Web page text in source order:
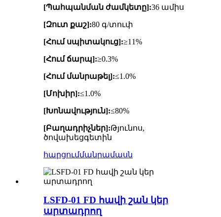
[Պահպանման ժամկետը]:36 ամիս
[Զուտ քաշ]:80 գ/տուփ
[Հում սպիտակուց]:≥11%
[Հում ճարպ]:≥0.3%
[Հում մանրաթել]:≤1.0%
[Մոխիր]:≤1.0%
[Խոնավություն]:≤80%
[Բաղադրիչներ]:Թյունոս,
ծովախեցգետին
հարցումմանրամասն
LSFD-01 FD հավի շան կեր
արտադրող